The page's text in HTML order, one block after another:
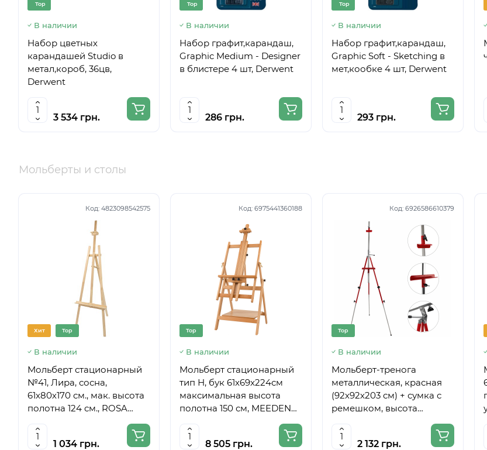
Top
В наличии
Набор цветных
карандашей Studio в
метал,короб, 36цв,
Derwent
3 534 грн.
Top
В наличии
Набор графит,карандаш,
Graphic Medium - Designer
в блистере 4 шт, Derwent
286 грн.
Top
В наличии
Набор графит,карандаш,
Graphic Soft - Sketching в
мет,кообке 4 шт, Derwent
293 грн.
Мольберты и столы
Код: 4823098542575
Хит Top
В наличии
Мольберт стационарный
№41, Лира, сосна,
61х80х170 см., мак. высота
полотна 124 см., ROSA
1 034 грн.
Код: 6975441360188
Top
В наличии
Мольберт стационарный
тип Н, бук 61x69x224см
максимальная высота
полотна 150 см, MEEDEN
8 505 грн.
Код: 6926586610379
Top
В наличии
Мольберт-тренога
металлическая, красная
(92х92х203 см) + сумка с
ремешком, высота
полотна до 78 см,D,K,ART
CRAFT
2 132 грн.